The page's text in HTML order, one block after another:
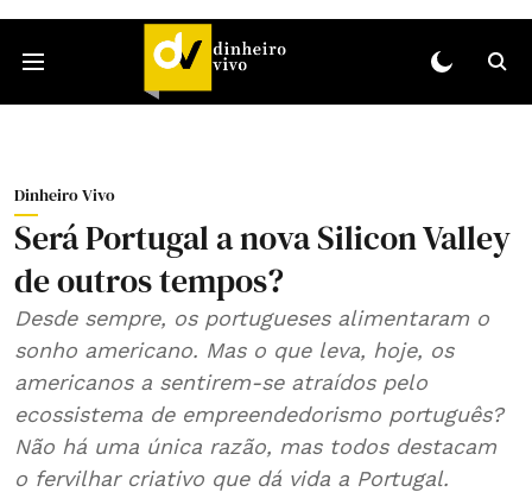
Dinheiro Vivo
Será Portugal a nova Silicon Valley
de outros tempos?
Desde sempre, os portugueses alimentaram o
sonho americano. Mas o que leva, hoje, os
americanos a sentirem-se atraídos pelo
ecossistema de empreendedorismo português?
Não há uma única razão, mas todos destacam
o fervilhar criativo que dá vida a Portugal.